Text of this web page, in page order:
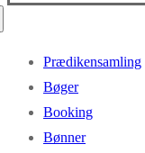
Prædikensamling
Bøger
Booking
Bønner